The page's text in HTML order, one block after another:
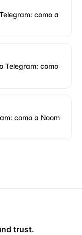
como a
Telegram: como
como a Noom
trust.